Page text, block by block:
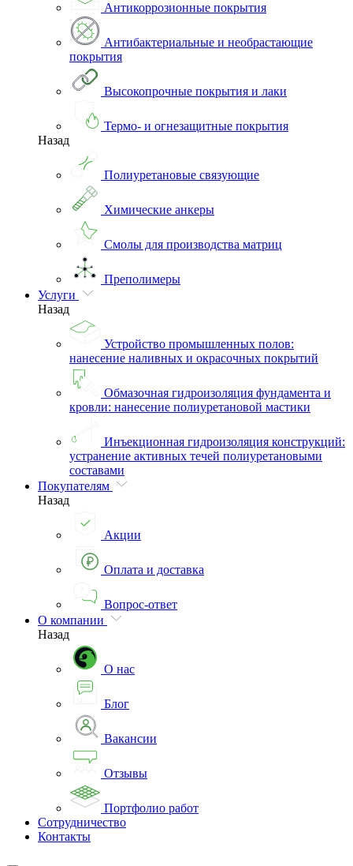
Антикоррозионные покрытия
Антибактериальные и необрастающие
покрытия
Высокопрочные покрытия и лаки
Термо- и огнезащитные покрытия
Назад
Полиуретановые связующие
Химические анкеры
Смолы для производства матриц
Преполимеры
Услуги
Назад
Устройство промышленных полов:
нанесение наливных и окрасочных покрытий
Обмазочная гидроизоляция фундамента и
кровли: нанесение полиуретановой мастики
Инъекционная гидроизоляция конструкций:
устранение активных течей полиуретановыми
составами
Покупателям
Назад
Акции
Оплата и доставка
Вопрос-ответ
О компании
Назад
О нас
Блог
Вакансии
Отзывы
Портфолио работ
Сотрудничество
Контакты